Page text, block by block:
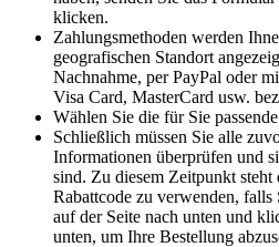
klicken.
Zahlungsmethoden werden
geografischen Standort
Nachnahme, per PayPal oder
Visa Card, MasterCard usw.
Wählen Sie die für Sie
Schließlich müssen Sie alle
Informationen überprüfen und
sind. Zu diesem Zeitpunkt steht
Rabattcode zu verwenden,
auf der Seite nach unten und
unten, um Ihre Bestellung